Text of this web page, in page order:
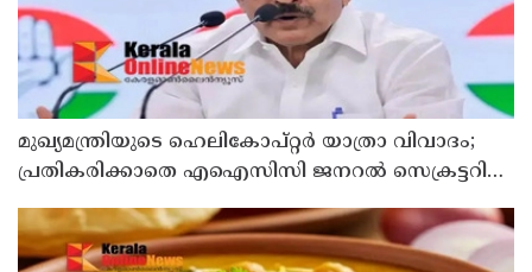
മുഖ്യമന്ത്രിയുടെ ഹെലികോപ്റ്റര്‍ യാത്രാ വിവാദം;
പ്രതികരിക്കാതെ എഐസിസി ജനറല്‍ സെക്രട്ടറി